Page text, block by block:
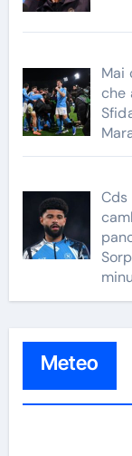
Mai
che
Cds
Meteo